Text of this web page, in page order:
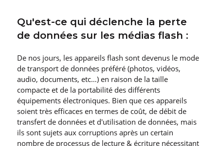
Qu′est-ce qui déclenche la perte
de données sur les médias flash :
De nos jours, les appareils flash sont devenus le mode
de transport de données préféré (photos, vidéos,
audio, documents, etc…) en raison de la taille
compacte et de la portabilité des différents
équipements électroniques. Bien que ces appareils
soient très efficaces en termes de coût, de débit de
transfert de données et d′utilisation de données, mais
ils sont sujets aux corruptions après un certain
nombre de processus de lecture & écriture nécessitant